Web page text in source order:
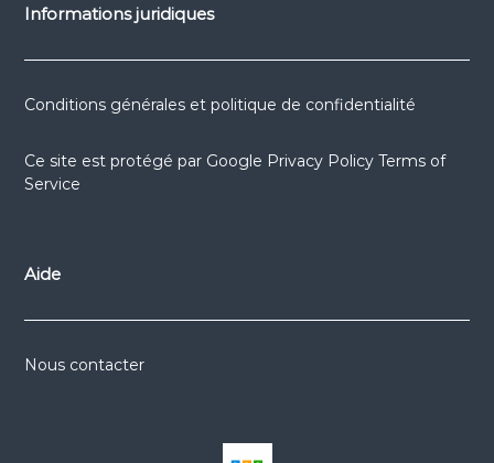
Informations juridiques
Conditions générales et politique de confidentialité
Ce site est protégé par Google Privacy Policy Terms of
Service
Aide
Nous contacter